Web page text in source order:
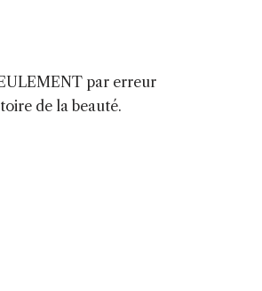
par erreur
de la beauté.